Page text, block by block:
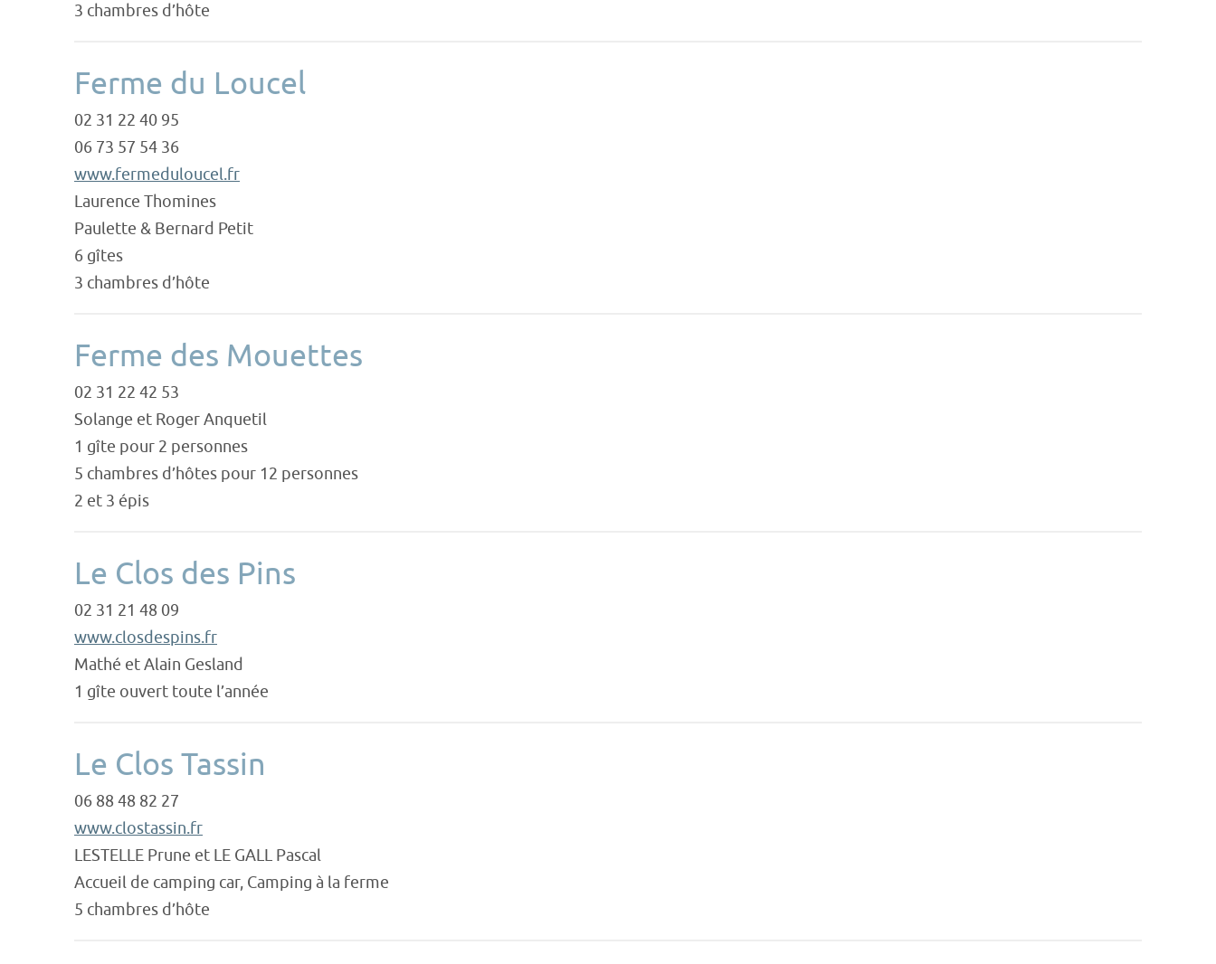
3 chambres d’hôte
Ferme du Loucel
02 31 22 40 95
06 73 57 54 36
www.fermeduloucel.fr
Laurence Thomines
Paulette & Bernard Petit
6 gîtes
3 chambres d’hôte
Ferme des Mouettes
02 31 22 42 53
Solange et Roger Anquetil
1 gîte pour 2 personnes
5 chambres d’hôtes pour 12 personnes
2 et 3 épis
Le Clos des Pins
02 31 21 48 09
www.closdespins.fr
Mathé et Alain Gesland
1 gîte ouvert toute l’année
Le Clos Tassin
06 88 48 82 27
www.clostassin.fr
LESTELLE Prune et LE GALL Pascal
Accueil de camping car, Camping à la ferme
5 chambres d’hôte